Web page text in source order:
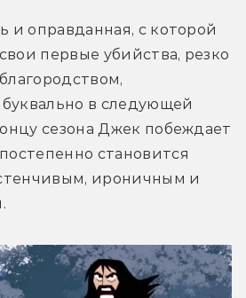
и оправданная, с которой
первые убийства, резко
в следующей
сезона Джек побеждает
становится
ироничным и